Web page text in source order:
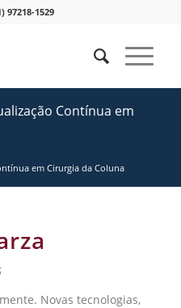
97218-1529
Contínua em
em Cirurgia da Coluna
Novas tecnologias,